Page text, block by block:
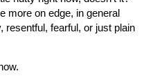
little more on edge, in general
resentful, fearful, or just
now.